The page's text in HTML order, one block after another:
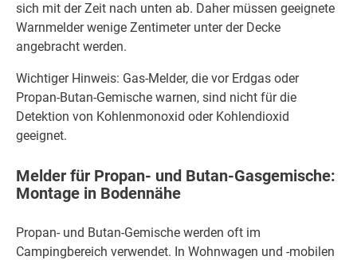
sich mit der Zeit nach unten ab. Daher müssen geeignete
Warnmelder wenige Zentimeter unter der Decke
angebracht werden.
Wichtiger Hinweis: Gas-Melder, die vor Erdgas oder
Propan-Butan-Gemische warnen, sind nicht für die
Detektion von Kohlenmonoxid oder Kohlendioxid
geeignet.
Melder für Propan- und Butan-Gasgemische:
Montage in Bodennähe
Propan- und Butan-Gemische werden oft im
Campingbereich verwendet. In Wohnwagen und -mobilen